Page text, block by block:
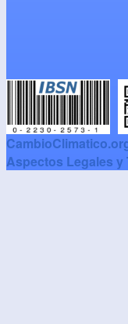
Aspectos Legales y